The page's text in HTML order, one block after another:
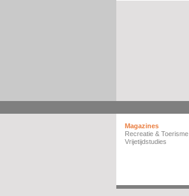
Magazines
Recreatie & Toerisme
Vrijetijdstudies